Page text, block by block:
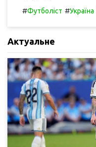
#Футболіст #Україна
Актуальне